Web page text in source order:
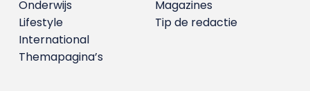
Magazines
Tip de redactie
Onderwijs
Lifestyle
International
Themapagina’s